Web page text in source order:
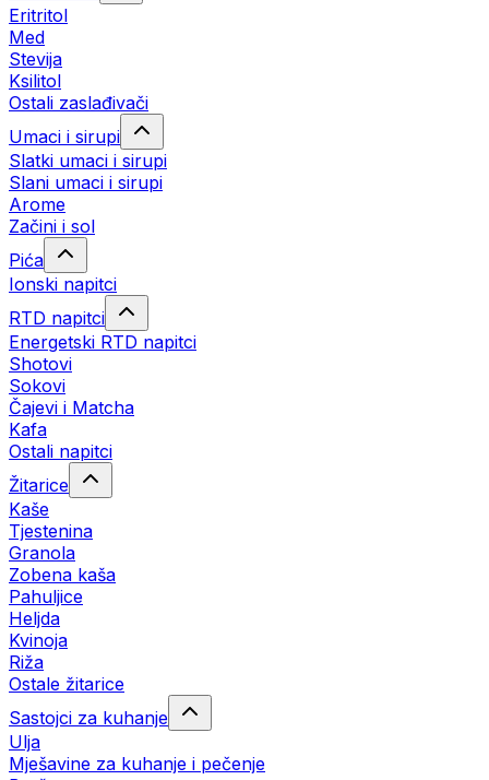
Eritritol
Med
Stevija
Ksilitol
Ostali zaslađivači
Umaci i sirupi
Slatki umaci i sirupi
Slani umaci i sirupi
Arome
Začini i sol
Pića
Ionski napitci
RTD napitci
Energetski RTD napitci
Shotovi
Sokovi
Čajevi i Matcha
Kafa
Ostali napitci
Žitarice
Kaše
Tjestenina
Granola
Zobena kaša
Pahuljice
Heljda
Kvinoja
Riža
Ostale žitarice
Sastojci za kuhanje
Ulja
Mješavine za kuhanje i pečenje